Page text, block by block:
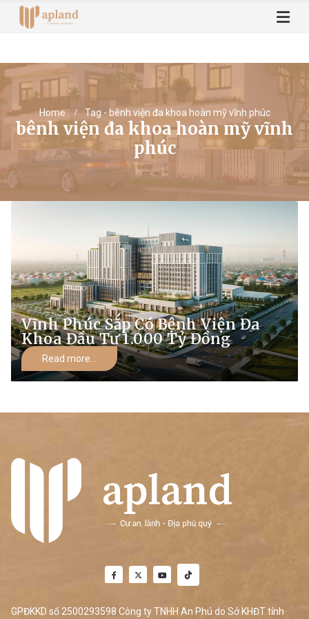
Home Tag - bênh viện đa khoa hoàn mỹ vĩnh phúc
bênh viện đa khoa hoàn mỹ vĩnh
phúc
Vĩnh Phúc Sắp Có Bệnh Viện Đa
Khoa Đầu Tư 1.000 Tỷ Đồng
Read more...
GPĐKKD số 2500293598 Công ty TNHH An Phú do Sở KHĐT tỉnh